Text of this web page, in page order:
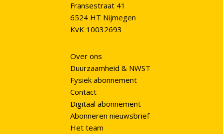
Fransestraat 41
6524 HT Nijmegen
KvK 10032693
Over ons
Duurzaamheid & NWST
Fysiek abonnement
Contact
Digitaal abonnement
Abonneren nieuwsbrief
Het team